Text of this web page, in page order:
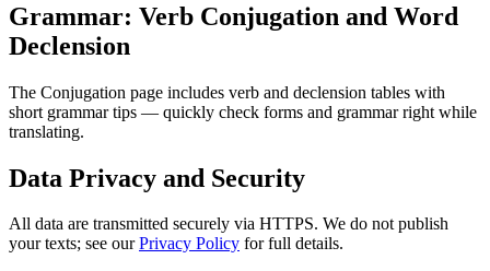
Grammar: Verb Conjugation and Word
Declension
The Conjugation page includes verb and declension tables with
short grammar tips — quickly check forms and grammar right while
translating.
Data Privacy and Security
All data are transmitted securely via HTTPS. We do not publish
your texts; see ourPrivacy Policy for full details.